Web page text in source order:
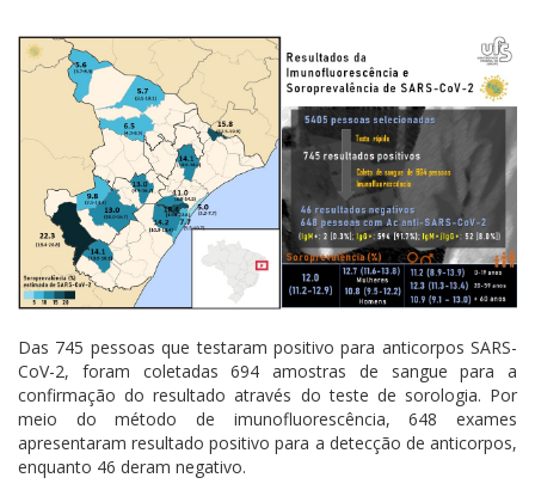
Das 745 pessoas que testaram positivo para anticorpos SARS-
CoV-2, foram coletadas 694 amostras de sangue para a
confirmação do resultado através do teste de sorologia. Por
meio do método de imunofluorescência, 648 exames
apresentaram resultado positivo para a detecção de anticorpos,
enquanto 46 deram negativo.